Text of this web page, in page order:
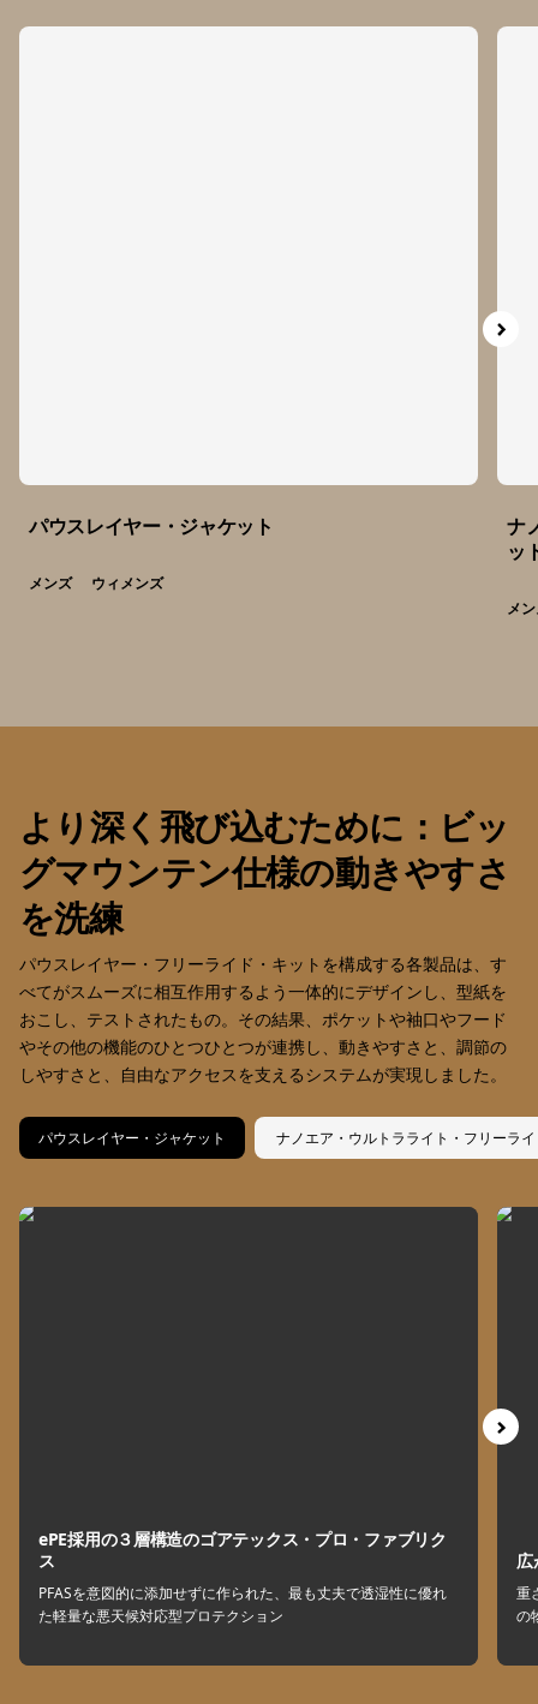
パウスレイヤー・ジャケット
メンズ ウィメンズ
ナ
ッ
メ
より深く飛び込むために：ビッ
グマウンテン仕様の動きやすさ
を洗練
パウスレイヤー・フリーライド・キットを構成する各製品は、す
べてがスムーズに相互作用するよう一体的にデザインし、型紙を
おこし、テストされたもの。その結果、ポケットや袖口やフード
やその他の機能のひとつひとつが連携し、動きやすさと、調節の
しやすさと、自由なアクセスを支えるシステムが実現しました。
パウスレイヤー・ジャケット ナノエア・ウルトラライト・フリーラ
ePE採用の３層構造のゴアテックス・プロ・ファブリク
ス
PFASを意図的に添加せずに作られた、最も丈夫で透湿性に優れ
た軽量な悪天候対応型プロテクション
広
重
の